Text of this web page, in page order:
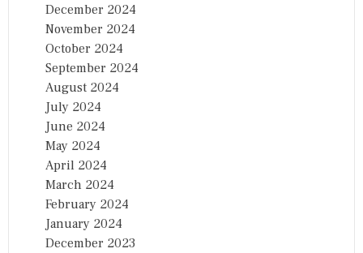
December 2024
November 2024
October 2024
September 2024
August 2024
July 2024
June 2024
May 2024
April 2024
March 2024
February 2024
January 2024
December 2023